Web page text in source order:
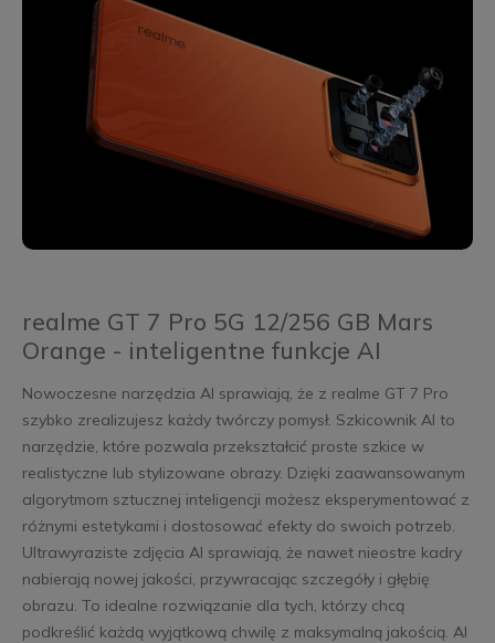
realme GT 7 Pro 5G 12/256 GB Mars
Orange - inteligentne funkcje AI
Nowoczesne narzędzia AI sprawiają, że z realme GT 7 Pro
szybko zrealizujesz każdy twórczy pomysł. Szkicownik AI to
narzędzie, które pozwala przekształcić proste szkice w
realistyczne lub stylizowane obrazy. Dzięki zaawansowanym
algorytmom sztucznej inteligencji możesz eksperymentować z
różnymi estetykami i dostosować efekty do swoich potrzeb.
Ultrawyraziste zdjęcia AI sprawiają, że nawet nieostre kadry
nabierają nowej jakości, przywracając szczegóły i głębię
obrazu. To idealne rozwiązanie dla tych, którzy chcą
podkreślić każdą wyjątkową chwilę z maksymalną jakością. AI